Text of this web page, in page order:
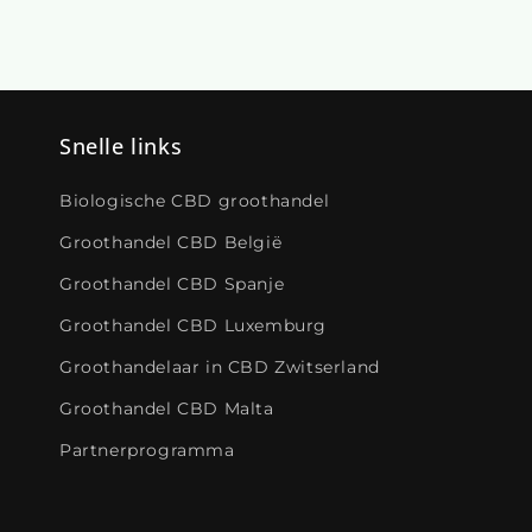
Snelle links
Biologische CBD groothandel
Groothandel CBD België
Groothandel CBD Spanje
Groothandel CBD Luxemburg
Groothandelaar in CBD Zwitserland
Groothandel CBD Malta
Partnerprogramma